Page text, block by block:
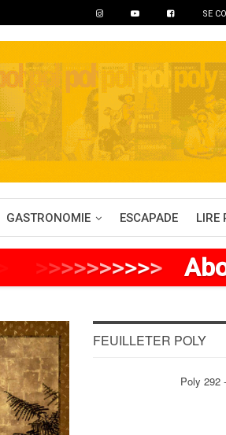
SE
GASTRONOMIE ESCAPADE LIRE
>>>>>>>>>
FEUILLETER POLY
Poly 292